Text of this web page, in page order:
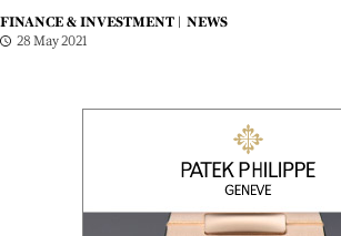
FINANCE & INVESTMENT |
NEWS
28 May 2021